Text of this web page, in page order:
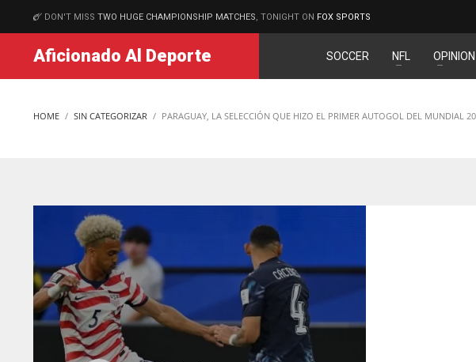
MATCHES
DON'T MISS TWO HUGE CHAMPIONSHIP MATCHES , TONIGHT ON FOX SPORTS
Aficionado Al Deporte SOCCER NFL OPINION
HOME SIN CATEGORIZAR PARAGUAY, LA SELECCIÓN QUE HIZO EL PRIMER AUTOGOL DEL MUNDIAL